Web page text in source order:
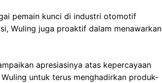
pemain kunci di industri otomotif
Wuling juga proaktif dalam menawarkan
apresiasinya atas kepercayaan
untuk terus menghadirkan produk-